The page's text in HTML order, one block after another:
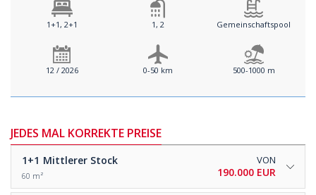
1+1, 2+1 1, 2 Gemeinschaftspool
12 / 2026 0-50 km 500-1000 m
JEDES MAL KORREKTE PREISE
1+1 Mittlerer Stock
60 m²
VON
190.000 EUR